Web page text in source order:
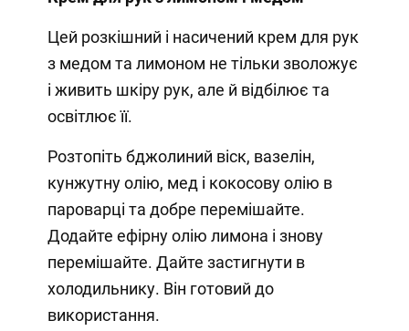
Цей розкішний і насичений крем для рук
з медом та лимоном не тільки зволожує
і живить шкіру рук, але й відбілює та
освітлює її.
Розтопіть бджолиний віск, вазелін,
кунжутну олію, мед і кокосову олію в
пароварці та добре перемішайте.
Додайте ефірну олію лимона і знову
перемішайте. Дайте застигнути в
холодильнику. Він готовий до
використання.